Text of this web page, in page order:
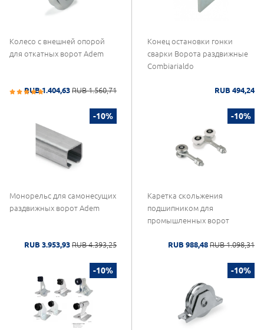
Колесо с внешней опорой
для откатных ворот Adem
RUB 1.404,63 RUB 1.560,71
Конец остановки гонки
сварки Ворота раздвижные
Combiarialdo
RUB 494,24
-10%
Монорельс для самонесущих
раздвижных ворот Adem
RUB 3.953,93 RUB 4.393,25
-10%
Каретка скольжения
подшипником для
промышленных ворот
RUB 988,48 RUB 1.098,31
-10% -10%